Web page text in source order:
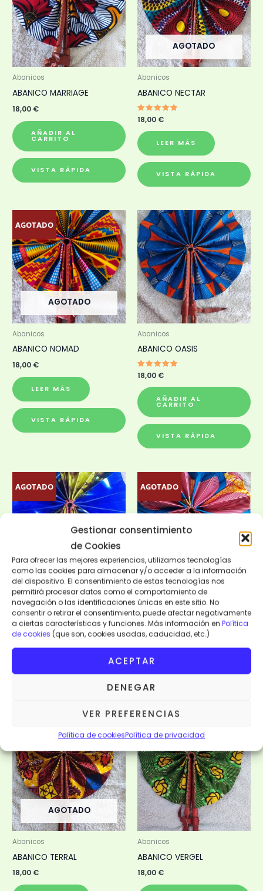
Gestionar consentimiento
de Cookies
Para ofrecer las mejores experiencias, utilizamos tecnologías
como las cookies para almacenar y/o acceder a la información
del dispositivo. El consentimiento de estas tecnologías nos
permitirá procesar datos como el comportamiento de
navegación o las identificaciones únicas en este sitio. No
consentir o retirar el consentimiento, puede afectar negativamente
a ciertas características y funciones. Más información en Política
de cookies (que son, cookies usadas, caducidad, etc.)
ACEPTAR
DENEGAR
VER PREFERENCIAS
Política de cookiesPolítica de privacidad
Abanicos
ABANICO MARRIAGE
18,00 €
AÑADIR AL
CARRITO
VISTA RÁPIDA
AGOTADO
Abanicos
ABANICO NECTAR
Valorado
con
5.00
de 5
18,00 €
LEER MÁS
VISTA RÁPIDA
AGOTADO
AGOTADO
Abanicos
ABANICO NOMAD
18,00 €
LEER MÁS
VISTA RÁPIDA
Abanicos
ABANICO OASIS
Valorado
con
5.00
de 5
18,00 €
AÑADIR AL
CARRITO
VISTA RÁPIDA
AGOTADO
AGOTADO
Abanicos
ABANICO OCEAN
18,00€
LEER MÁS
AGOTADO
AGOTADO
Abanicos
ABANICO SIROCO
18,00€
LEER MÁS
AGOTADO
Abanicos
ABANICO TERRAL
18,00 €
Abanicos
ABANICO VERGEL
18,00 €